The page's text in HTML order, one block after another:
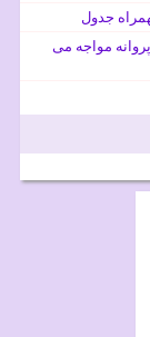
جدول
مواجه می